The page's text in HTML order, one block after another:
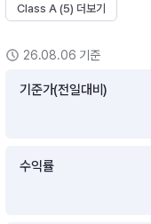
Class A (5) 더보기
26.08.06 기준
기준가(전일대비)
수익률
추천 메뉴
ETF 랭킹
월배당 포트